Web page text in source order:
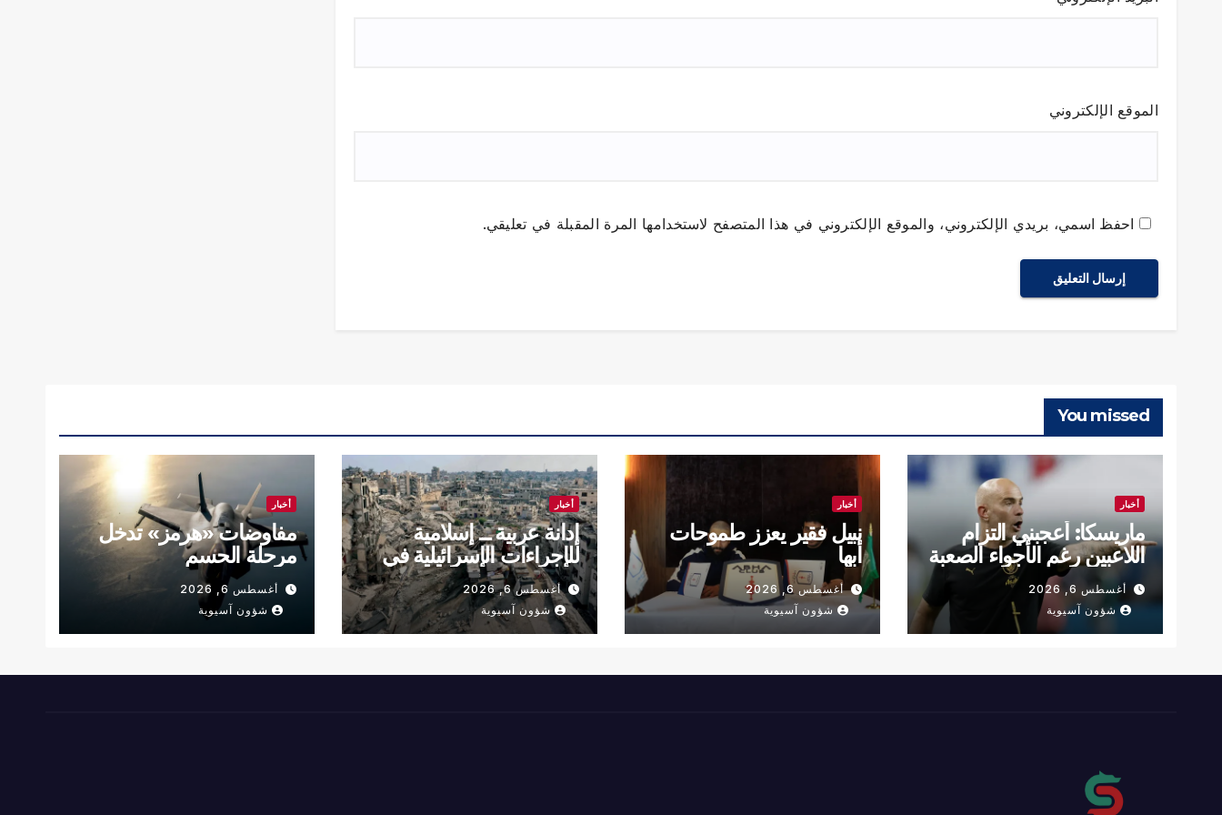
الموقع الإلكتروني
احفظ اسمي، بريدي الإلكتروني، والموقع الإلكتروني في هذا المتصفح لاستخدامها المرة المقبلة في تعليقي.
You missed
أخبار
ماريسكا: أعجبني التزام
اللاعبين رغم الأجواء الصعبة
أغسطس 6, 2026
شؤون آسيوية
أخبار
نبيل فقير يعزز طموحات
أبها
أغسطس 6, 2026
شؤون آسيوية
أخبار
إدانة عربية ــ إسلامية
للإجراءات الإسرائيلية في
القدس
أغسطس 6, 2026
شؤون آسيوية
أخبار
مفاوضات «هرمز» تدخل
مرحلة الحسم
أغسطس 6, 2026
شؤون آسيوية